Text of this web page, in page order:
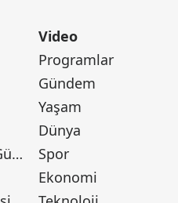
Canan Barlas ile Gündem
Video
Programlar
Gündem
Yaşam
Dünya
Spor
Ekonomi